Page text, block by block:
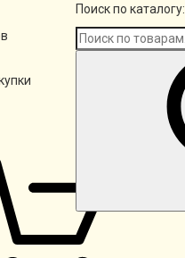
Поиск по каталогу: